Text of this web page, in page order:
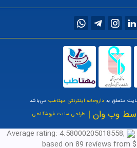
متعلق به داروخانه اینترنتی مهتاطبمی‌باشد
وب وان | طراحی سایت فروشگاهی
Average rating: 4.58000205018558,
based on 89 reviews from $